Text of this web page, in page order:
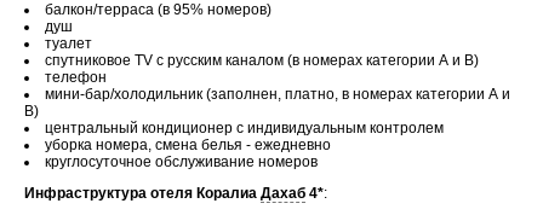
балкон/терраса (в 95% номеров)
душ
туалет
спутниковое TV с русским каналом (в номерах категории А и В)
телефон
мини-бар/холодильник (заполнен, платно, в номерах категории А и
В)
центральный кондиционер с индивидуальным контролем
уборка номера, смена белья - ежедневно
круглосуточное обслуживание номеров
Инфраструктура отеля Коралиа Дахаб 4*: